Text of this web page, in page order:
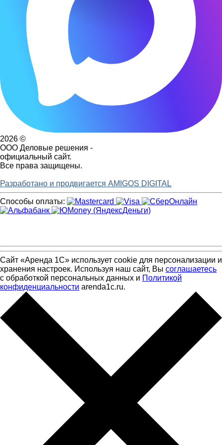
2026 ©
ООО Деловые решения -
официальный сайт.
Все права защищены.
Разработано и продвигается AMIGOS DIGITAL
Способы оплаты:
Сайт «Аренда 1С» использует cookie для персонализации и
хранения настроек. Используя наш сайт, Вы соглашаетесь
с обработкой персональных данных и Политикой
конфиденциальности arenda1c.ru.